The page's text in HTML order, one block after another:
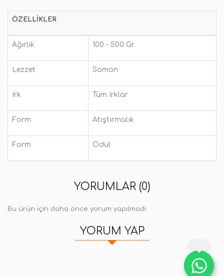
ÖZELLIKLER
Ağırlık 100 - 500 Gr
Lezzet Somon
Irk Tüm Irklar
Form Atıştırmalık
Form Ödül
YORUMLAR (0)
Bu ürün için daha önce yorum yapılmadı.
YORUM YAP